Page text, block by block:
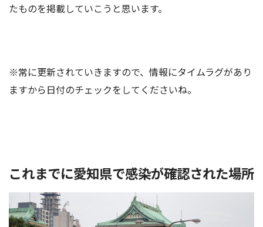
たものを掲載していこうと思います。
※常に更新されていきますので、情報にタイムラグがあり
ますから日付のチェックをしてくださいね。
これまでに愛知県で感染が確認された場所